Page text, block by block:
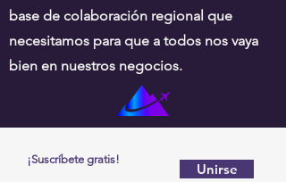
base de colaboración regional que
necesitamos para que a todos nos vaya
bien en nuestros negocios.
¡Suscríbete gratis!
Unirse